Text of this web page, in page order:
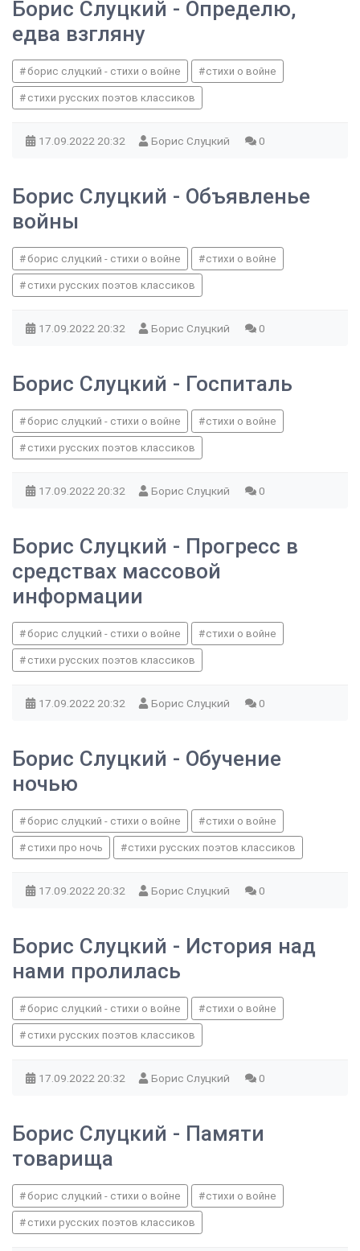
Борис Слуцкий - Определю,
едва взгляну
борис слуцкий - стихи о войне стихи о войне
стихи русских поэтов классиков
17.09.2022 20:32 Борис Слуцкий 0
Борис Слуцкий - Объявленье
войны
борис слуцкий - стихи о войне стихи о войне
стихи русских поэтов классиков
17.09.2022 20:32 Борис Слуцкий 0
Борис Слуцкий - Госпиталь
борис слуцкий - стихи о войне стихи о войне
стихи русских поэтов классиков
17.09.2022 20:32 Борис Слуцкий 0
Борис Слуцкий - Прогресс в
средствах массовой
информации
борис слуцкий - стихи о войне стихи о войне
стихи русских поэтов классиков
17.09.2022 20:32 Борис Слуцкий 0
Борис Слуцкий - Обучение
ночью
борис слуцкий - стихи о войне стихи о войне
стихи про ночь стихи русских поэтов классиков
17.09.2022 20:32 Борис Слуцкий 0
Борис Слуцкий - История над
нами пролилась
борис слуцкий - стихи о войне стихи о войне
стихи русских поэтов классиков
17.09.2022 20:32 Борис Слуцкий 0
Борис Слуцкий - Памяти
товарища
борис слуцкий - стихи о войне стихи о войне
стихи русских поэтов классиков